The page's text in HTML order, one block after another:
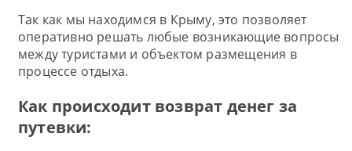
Так как мы находимся в Крыму, это позволяет
оперативно решать любые возникающие вопросы
между туристами и объектом размещения в
процессе отдыха.
Как происходит возврат денег за
путевки: